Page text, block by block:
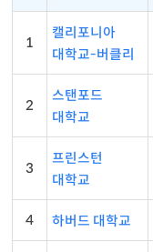
1
캘리포니아
대학교-버클리
2
스탠포드
대학교
3
프린스턴
대학교
4 하버드 대학교